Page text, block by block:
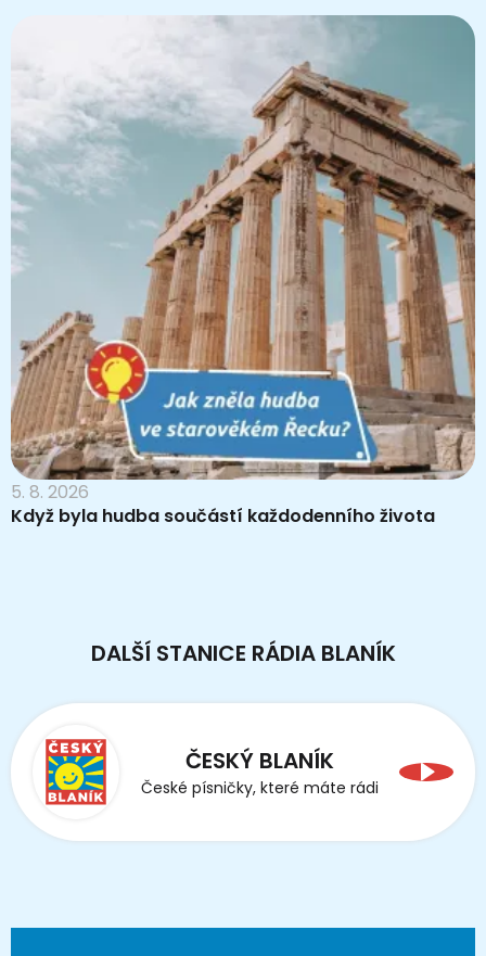
5. 8. 2026
Když byla hudba součástí každodenního života
DALŠÍ STANICE RÁDIA BLANÍK
ČESKÝ BLANÍK
České písničky, které máte rádi